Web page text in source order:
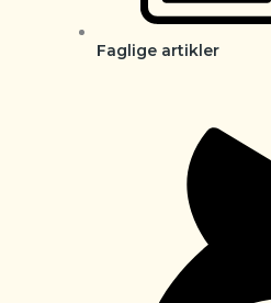
Faglige artikler